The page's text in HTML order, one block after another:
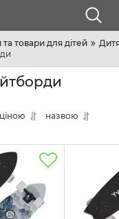
та товари для дітей
ціною
назвою